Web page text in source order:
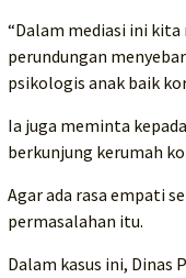
“Dalam mediasi ini
perundungan
psikologis anak baik
Ia juga meminta
berkunjung kerumah
Agar ada rasa empati
permasalahan itu.
Dalam kasus ini, Dinas